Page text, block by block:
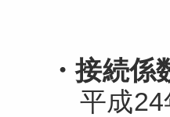
・接続
平成